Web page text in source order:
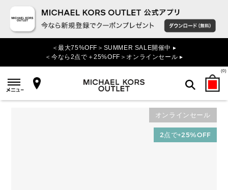
＜最大75%OFF＞SUMMER SALE開催中 ▸
＜今なら2点で＋25%OFF＞オンラインセール ▸
(0)
検索
オンラインセール
2点で+25%OFF